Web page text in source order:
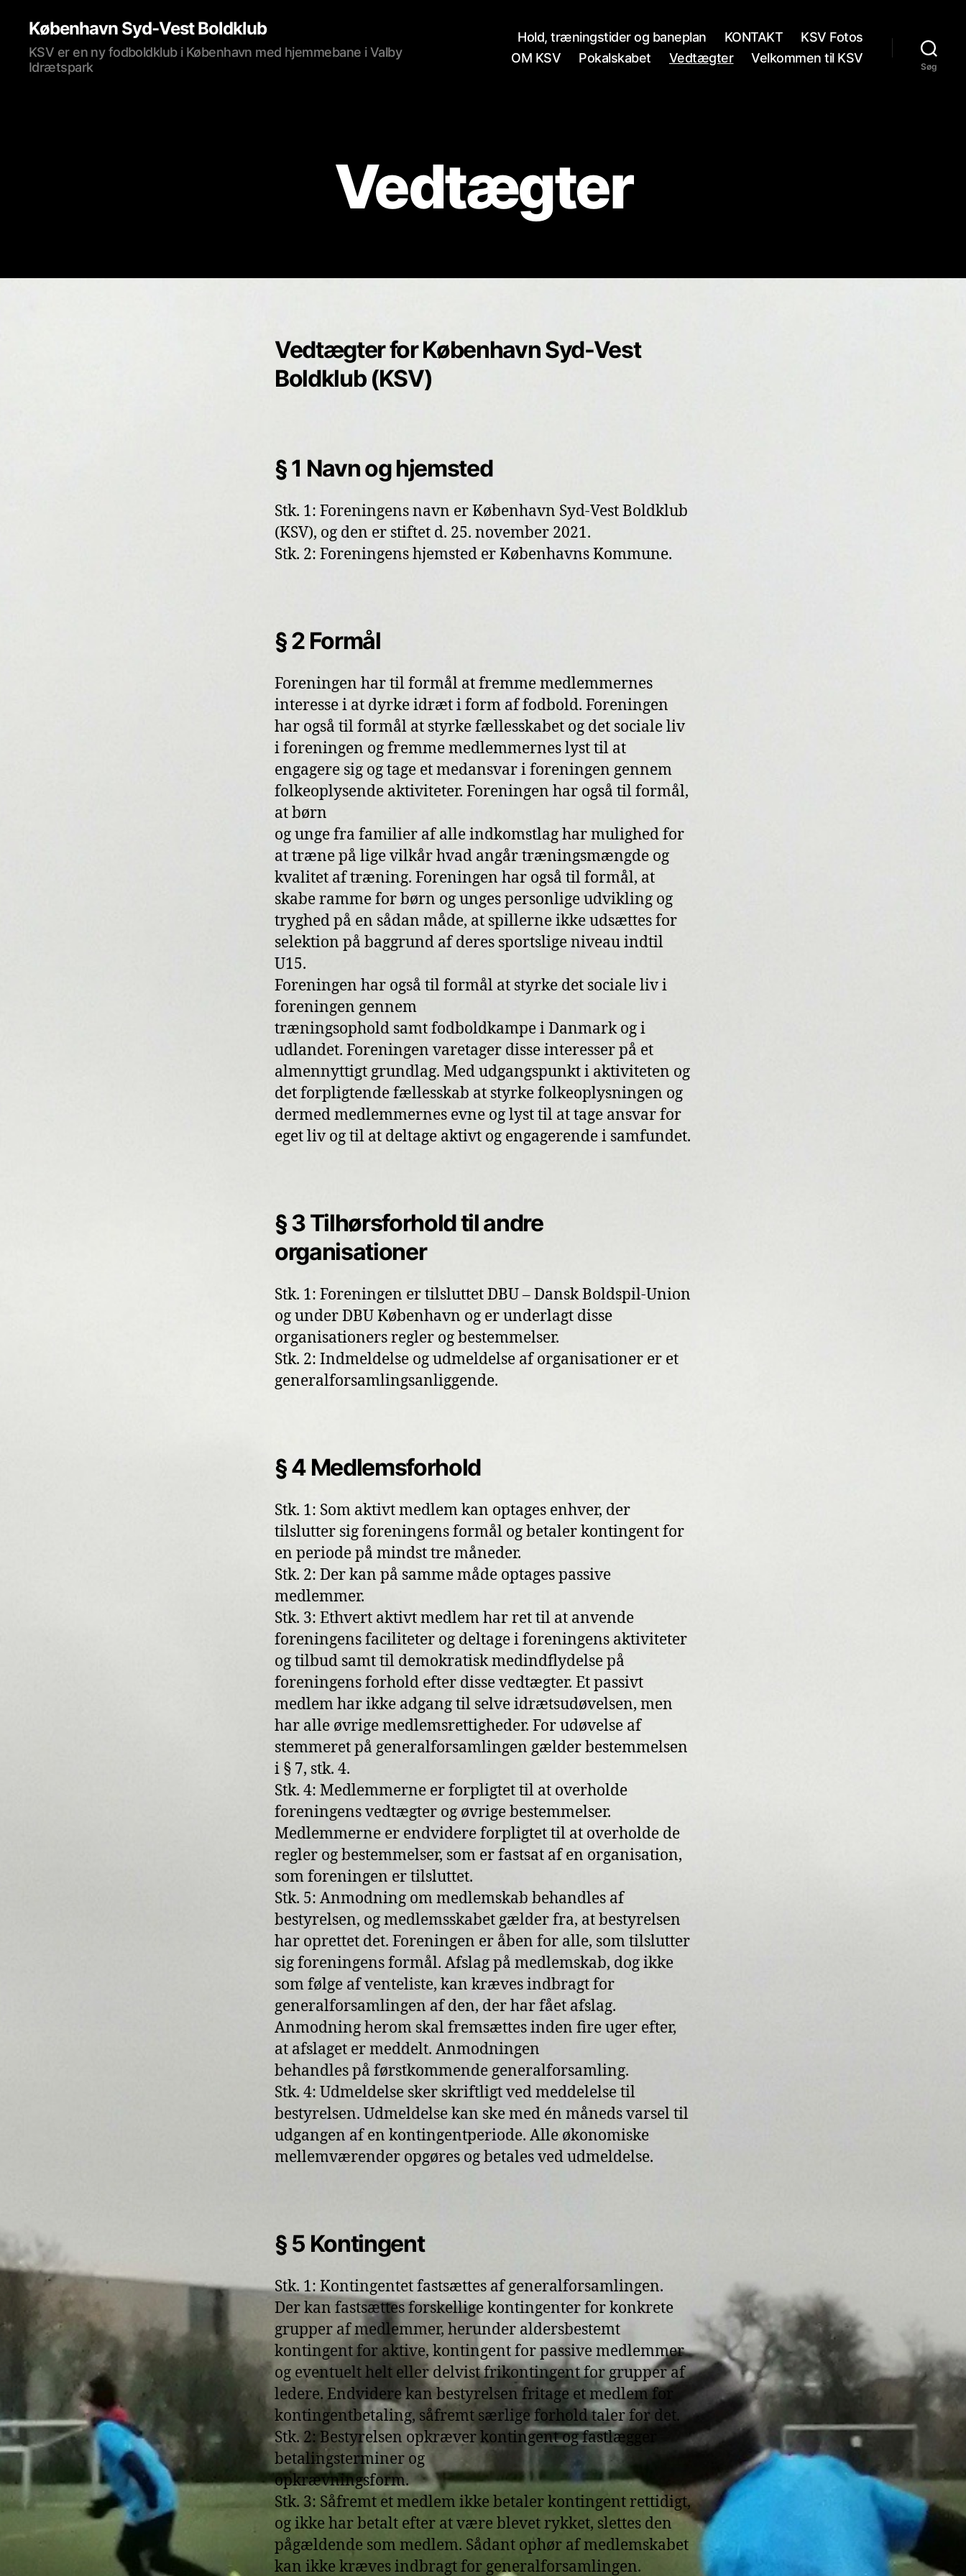
København Syd-Vest Boldklub
KSV er en ny fodboldklub i København med hjemmebane i Valby
Idrætspark
Hold, træningstider og baneplan KONTAKT
KSV Fotos
OM KSV
Pokalskabet Vedtægter Velkommen til KSV
Søg
Vedtægter
Vedtægter for København Syd-Vest
Boldklub (KSV)
§ 1 Navn og hjemsted
Stk. 1: Foreningens navn er København Syd-Vest Boldklub
(KSV), og den er stiftet d. 25. november 2021.
Stk. 2: Foreningens hjemsted er Københavns Kommune.
§ 2 Formål
Foreningen har til formål at fremme medlemmernes
interesse i at dyrke idræt i form af fodbold. Foreningen
har også til formål at styrke fællesskabet og det sociale liv
i foreningen og fremme medlemmernes lyst til at
engagere sig og tage et medansvar i foreningen gennem
folkeoplysende aktiviteter. Foreningen har også til formål,
at børn
og unge fra familier af alle indkomstlag har mulighed for
at træne på lige vilkår hvad angår træningsmængde og
kvalitet af træning. Foreningen har også til formål, at
skabe ramme for børn og unges personlige udvikling og
tryghed på en sådan måde, at spillerne ikke udsættes for
selektion på baggrund af deres sportslige niveau indtil
U15.
Foreningen har også til formål at styrke det sociale liv i
foreningen gennem
træningsophold samt fodboldkampe i Danmark og i
udlandet. Foreningen varetager disse interesser på et
almennyttigt grundlag. Med udgangspunkt i aktiviteten og
det forpligtende fællesskab at styrke folkeoplysningen og
dermed medlemmernes evne og lyst til at tage ansvar for
eget liv og til at deltage aktivt og engagerende i samfundet.
§ 3 Tilhørsforhold til andre
organisationer
Stk. 1: Foreningen er tilsluttet DBU – Dansk Boldspil-Union
og under DBU København og er underlagt disse
organisationers regler og bestemmelser.
Stk. 2: Indmeldelse og udmeldelse af organisationer er et
generalforsamlingsanliggende.
§ 4 Medlemsforhold
Stk. 1: Som aktivt medlem kan optages enhver, der
tilslutter sig foreningens formål og betaler kontingent for
en periode på mindst tre måneder.
Stk. 2: Der kan på samme måde optages passive
medlemmer.
Stk. 3: Ethvert aktivt medlem har ret til at anvende
foreningens faciliteter og deltage i foreningens aktiviteter
og tilbud samt til demokratisk medindflydelse på
foreningens forhold efter disse vedtægter. Et passivt
medlem har ikke adgang til selve idrætsudøvelsen, men
har alle øvrige medlemsrettigheder. For udøvelse af
stemmeret på generalforsamlingen gælder bestemmelsen
i § 7, stk. 4.
Stk. 4: Medlemmerne er forpligtet til at overholde
foreningens vedtægter og øvrige bestemmelser.
Medlemmerne er endvidere forpligtet til at overholde de
regler og bestemmelser, som er fastsat af en organisation,
som foreningen er tilsluttet.
Stk. 5: Anmodning om medlemskab behandles af
bestyrelsen, og medlemsskabet gælder fra, at bestyrelsen
har oprettet det. Foreningen er åben for alle, som tilslutter
sig foreningens formål. Afslag på medlemskab, dog ikke
som følge af venteliste, kan kræves indbragt for
generalforsamlingen af den, der har fået afslag.
Anmodning herom skal fremsættes inden fire uger efter,
at afslaget er meddelt. Anmodningen
behandles på førstkommende generalforsamling.
Stk. 4: Udmeldelse sker skriftligt ved meddelelse til
bestyrelsen. Udmeldelse kan ske med én måneds varsel til
udgangen af en kontingentperiode. Alle økonomiske
mellemværender opgøres og betales ved udmeldelse.
§ 5 Kontingent
Stk. 1: Kontingentet fastsættes af generalforsamlingen.
Der kan fastsættes forskellige kontingenter for konkrete
grupper af medlemmer, herunder aldersbestemt
kontingent for aktive, kontingent for passive medlemmer
og eventuelt helt eller delvist frikontingent for grupper af
ledere. Endvidere kan bestyrelsen fritage et medlem for
kontingentbetaling, såfremt særlige forhold taler for det.
Stk. 2: Bestyrelsen opkræver kontingent og fastlægger
betalingsterminer og
opkrævningsform.
Stk. 3: Såfremt et medlem ikke betaler kontingent rettidigt,
og ikke har betalt efter at være blevet rykket, slettes den
pågældende som medlem. Sådant ophør af medlemskabet
kan ikke kræves indbragt for generalforsamlingen.